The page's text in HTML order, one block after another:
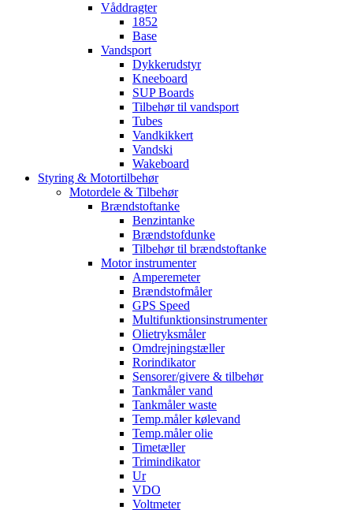
Våddragter
1852
Base
Vandsport
Dykkerudstyr
Kneeboard
SUP Boards
Tilbehør til vandsport
Tubes
Vandkikkert
Vandski
Wakeboard
Styring & Motortilbehør
Motordele & Tilbehør
Brændstoftanke
Benzintanke
Brændstofdunke
Tilbehør til brændstoftanke
Motor instrumenter
Amperemeter
Brændstofmåler
GPS Speed
Multifunktionsinstrumenter
Olietryksmåler
Omdrejningstæller
Rorindikator
Sensorer/givere & tilbehør
Tankmåler vand
Tankmåler waste
Temp.måler kølevand
Temp.måler olie
Timetæller
Trimindikator
Ur
VDO
Voltmeter